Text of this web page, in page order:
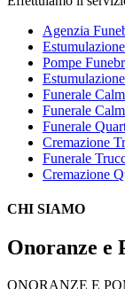
Agenzia
Pompe
Funerale
Funerale
Funerale
Cremazione
Funerale
Cremazione
CHI SIAMO
Onoranze e
ONORANZE E